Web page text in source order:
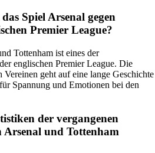
Spiel Arsenal gegen
Premier League?
Tottenham ist eines der
englischen Premier League. Die
geht auf eine lange Geschichte
Spannung und Emotionen bei den
der vergangenen
Arsenal und Tottenham